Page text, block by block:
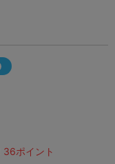
36ポイント